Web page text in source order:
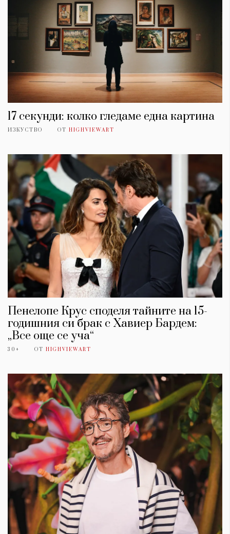
17 секунди: колко гледаме една картина
ИЗКУСТВО ОТ HIGHVIEWART
Пенелопе Крус споделя тайните на 15-
годишния си брак с Хавиер Бардем:
„Все още се уча“
30+ ОТ HIGHVIEWART